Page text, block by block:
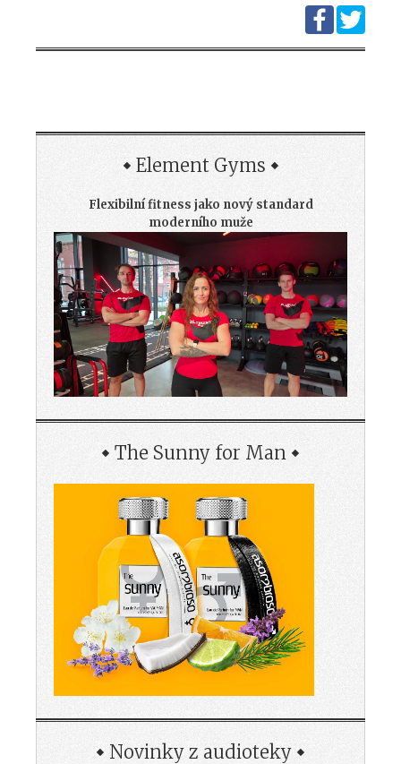
Element Gyms
Flexibilní fitness jako nový standard
moderního muže
The Sunny for Man
Novinky z audioteky